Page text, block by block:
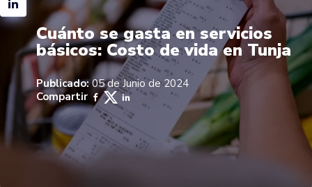
Cuánto se gasta en servicios
básicos: Costo de vida en Tunja
Publicado:05 de Junio de 2024
Compartir